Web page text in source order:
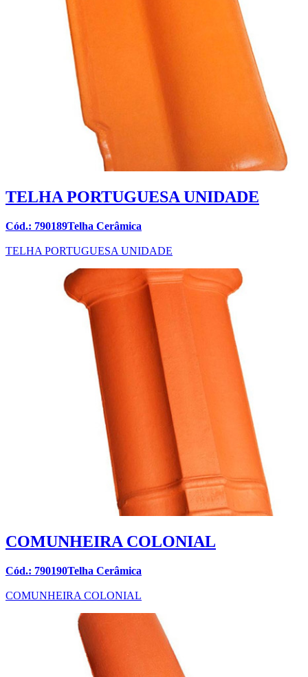
TELHA PORTUGUESA UNIDADE
Cód.: 790189Telha Cerâmica
TELHA PORTUGUESA UNIDADE
COMUNHEIRA COLONIAL
Cód.: 790190Telha Cerâmica
COMUNHEIRA COLONIAL